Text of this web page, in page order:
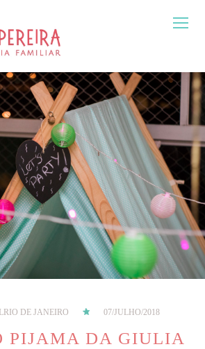
RIO DE JANEIRO 07/JULHO/2018
PIJAMA DA GIULIA